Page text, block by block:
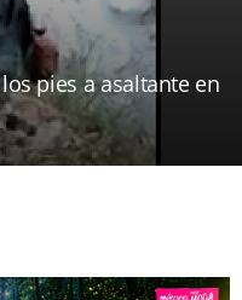
pies a asaltante en